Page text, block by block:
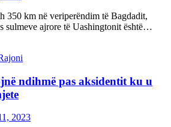
350 km në veriperëndim të Bagdadit,
sulmeve ajrore të Uashingtonit është…
ndihmë pas aksidentit ku u
2023